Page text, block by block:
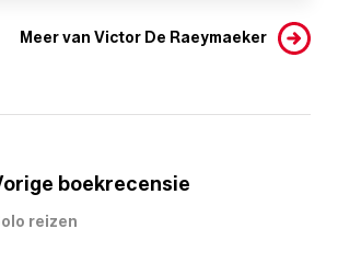
Meer van Victor De Raeymaeker
boekrecensie
reizen